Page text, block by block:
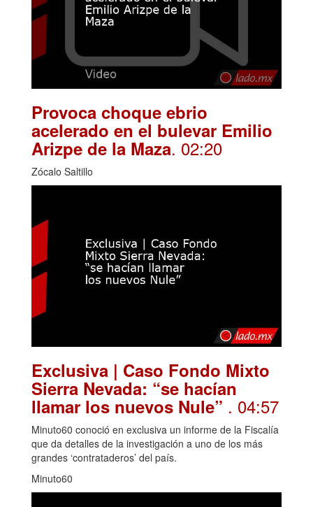
Provoca choque ebrio
acelerado en el bulevar Emilio
Arizpe de la Maza. 02:20
Zócalo Saltillo
Exclusiva | Caso Fondo Mixto
Sierra Nevada: “se hacían
llamar los nuevos Nule” . 04:57
Minuto60 conoció en exclusiva un informe de la Fiscalía
que da detalles de la investigación a uno de los más
grandes ‘contrataderos’ del país.
Minuto60